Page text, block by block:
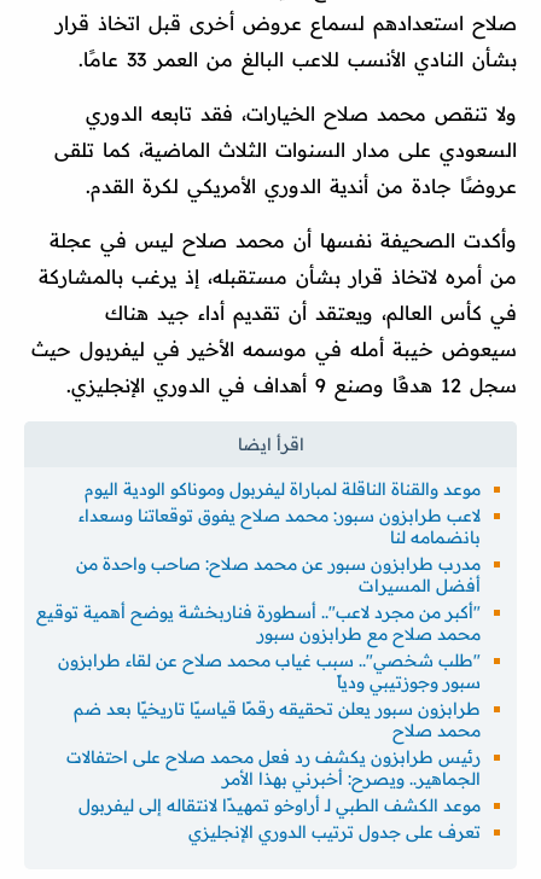
صلاح استعدادهم لسماع عروض أخرى قبل اتخاذ قرار
بشأن النادي الأنسب للاعب البالغ من العمر 33 عامًا.
ولا تنقص محمد صلاح الخيارات، فقد تابعه الدوري
السعودي على مدار السنوات الثلاث الماضية، كما تلقى
عروضًا جادة من أندية الدوري الأمريكي لكرة القدم.
وأكدت الصحيفة نفسها أن محمد صلاح ليس في عجلة
من أمره لاتخاذ قرار بشأن مستقبله، إذ يرغب بالمشاركة
في كأس العالم، ويعتقد أن تقديم أداء جيد هناك
سيعوض خيبة أمله في موسمه الأخير في ليفربول حيث
سجل 12 هدفًا وصنع 9 أهداف في الدوري الإنجليزي.
موعد والقناة الناقلة لمباراة ليفربول وموناكو الودية اليوم
لاعب طرابزون سبور: محمد صلاح يفوق توقعاتنا وسعداء
بانضمامه لنا
مدرب طرابزون سبور عن محمد صلاح: صاحب واحدة من
أفضل المسيرات
"أكبر من مجرد لاعب".. أسطورة فناربخشة يوضح أهمية توقيع
محمد صلاح مع طرابزون سبور
"طلب شخصي".. سبب غياب محمد صلاح عن لقاء طرابزون
سبور وجوزتيبي ودياً
طرابزون سبور يعلن تحقيقه رقمًا قياسيًا تاريخيًا بعد ضم
محمد صلاح
رئيس طرابزون يكشف رد فعل محمد صلاح على احتفالات
الجماهير.. ويصرح: أخبرني بهذا الأمر
موعد الكشف الطبي لـ أراوخو تمهيدًا لانتقاله إلى ليفربول
تعرف على جدول ترتيب الدوري الإنجليزي